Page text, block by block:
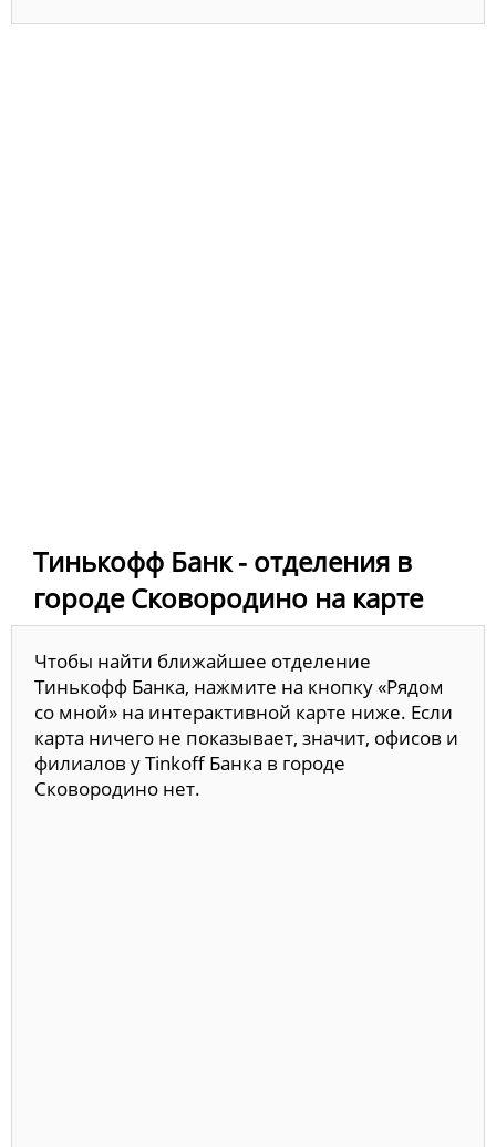
Тинькофф Банк - отделения в
городе Сковородино на карте
Чтобы найти ближайшее отделение
Тинькофф Банка, нажмите на кнопку «Рядом
со мной» на интерактивной карте ниже. Если
карта ничего не показывает, значит, офисов и
филиалов у Tinkoff Банка в городе
Сковородино нет.